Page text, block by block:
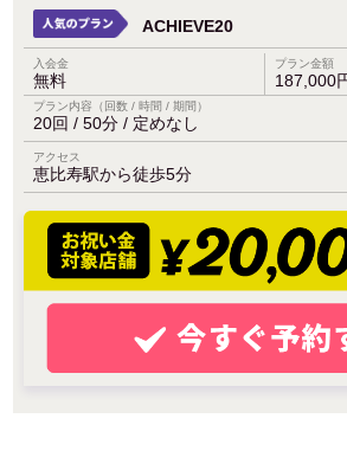
ACHIEVE20
入会金
無料
プラン金額
187,000
プラン内容（回数 / 時間 / 期間）
20回 / 50分 / 定めなし
アクセス
恵比寿駅から徒歩5分